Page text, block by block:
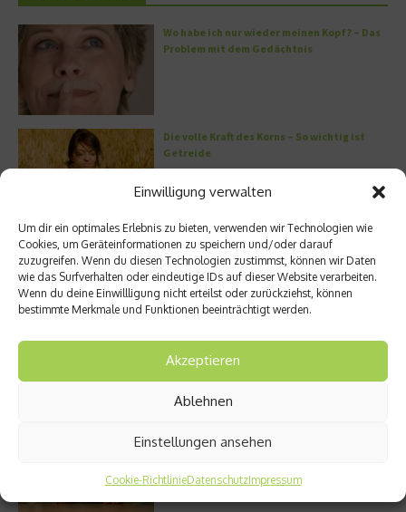
Einwilligung verwalten
Um dir ein optimales Erlebnis zu bieten, verwenden wir Technologien wie
Cookies, um Geräteinformationen zu speichern und/oder darauf
zuzugreifen. Wenn du diesen Technologien zustimmst, können wir Daten
wie das Surfverhalten oder eindeutige IDs auf dieser Website verarbeiten.
Wenn du deine Einwillligung nicht erteilst oder zurückziehst, können
bestimmte Merkmale und Funktionen beeinträchtigt werden.
Akzeptieren
Ablehnen
Einstellungen ansehen
Cookie-RichtlinieDatenschutzImpressum
Wo habe ich nur wieder meinen Kopf? – Das
Problem mit dem Gedächtnis
Die volle Kraft des Korns – So wichtig ist
Getreide
Entzündung der Nebenhöhlen: Symptome
und verschiedene Formen
Welches Ashwagandha sollte ich kaufen?
Stuhlgang – wie oft ist eigentlich normal?